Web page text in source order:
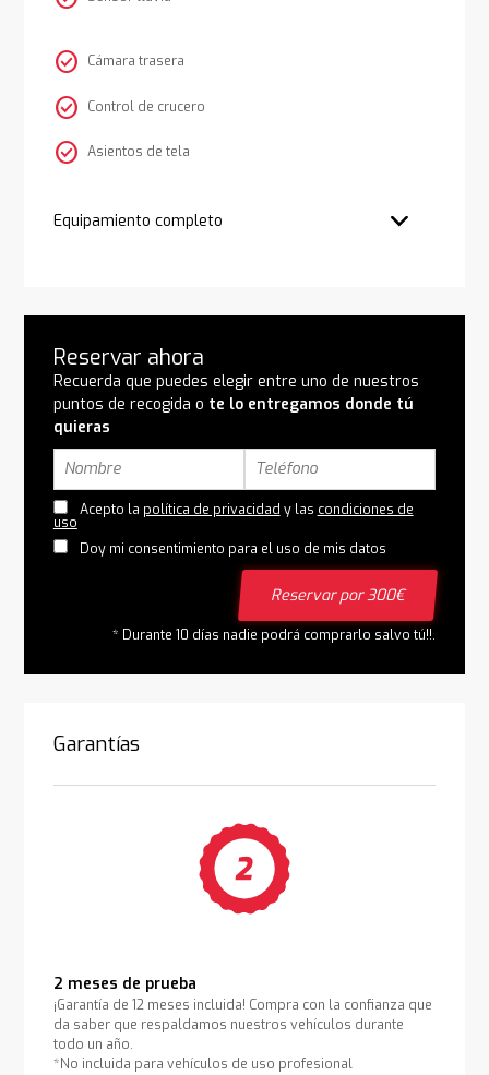
check_circle Cámara trasera
check_circle Control de crucero
check_circle Asientos de tela
Equipamiento completo
Reservar ahora
Recuerda que puedes elegir entre uno de nuestros
puntos de recogida o te lo entregamos donde tú
quieras
Acepto la política de privacidad y las condiciones de
uso
Doy mi consentimiento para el uso de mis datos
Reservar por 300€
* Durante 10 días nadie podrá comprarlo salvo tú!!.
Garantías
2 meses de prueba
¡Garantía de 12 meses incluida! Compra con la confianza que
da saber que respaldamos nuestros vehículos durante
todo un año.
*No incluida para vehículos de uso profesional